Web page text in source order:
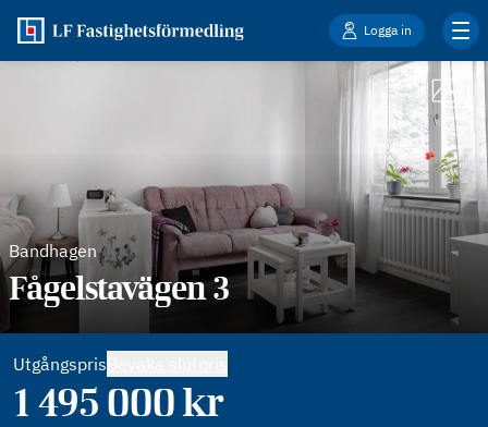
Logga in
Bandhagen
Fågelstavägen 3
Utgångspris
1 495 000kr